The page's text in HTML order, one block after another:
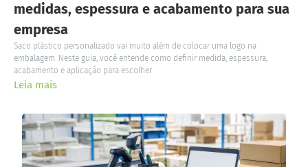
medidas, espessura e acabamento para sua
empresa
Saco plástico personalizado vai muito além de colocar uma logo na
embalagem. Neste guia, você entende como definir medida, espessura,
acabamento e aplicação para escolher
Leia mais